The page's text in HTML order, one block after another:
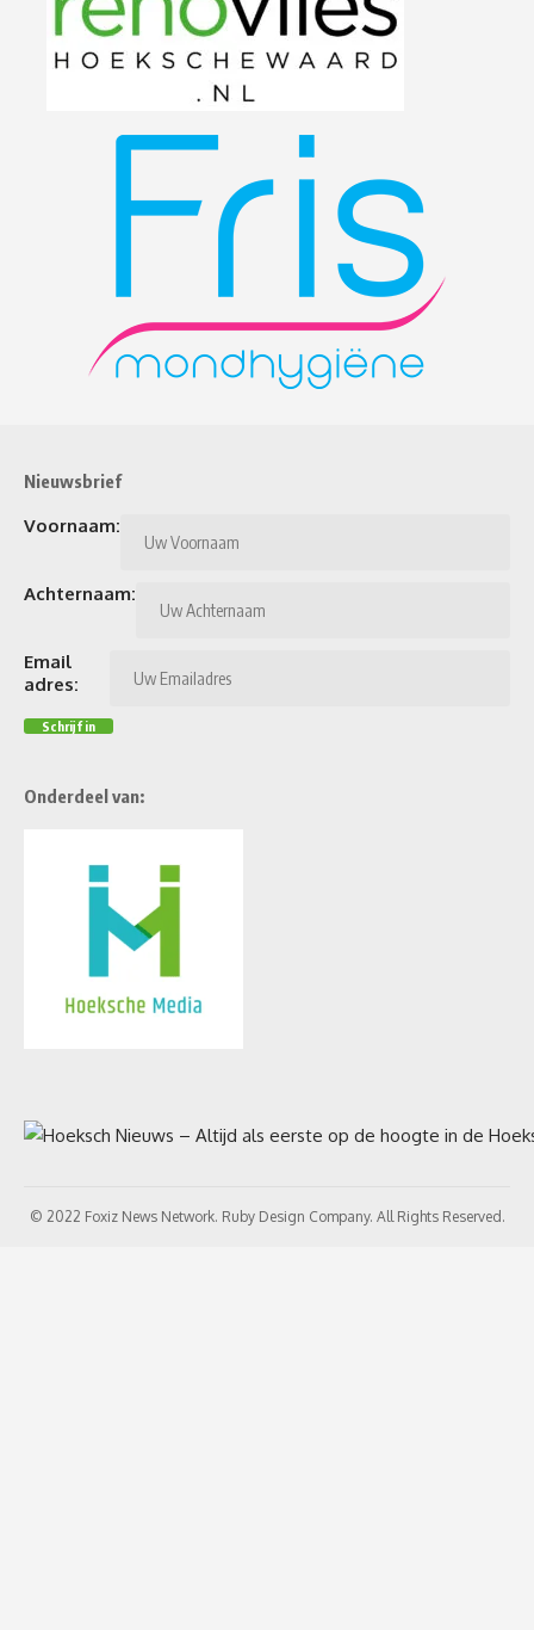
Nieuwsbrief
Voornaam:
Achternaam:
Email
adres:
Onderdeel van:
© 2022 Foxiz News Network. Ruby Design Company. All Rights Reserved.